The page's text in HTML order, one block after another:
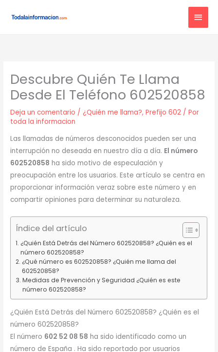
Descubre Quién Te Llama
Desde El Teléfono 602520858
Deja un comentario /¿Quién me llama?,Prefijo 602 / Por
toda la informacion
Las llamadas de números desconocidos pueden ser una
interrupción no deseada en nuestro día a día. El número
602520858 ha sido motivo de especulación y
preocupación entre los usuarios. Este artículo se centra en
proporcionar información veraz sobre este número y en
compartir opiniones para determinar su naturaleza.
Índice del artículo
¿Quién Está Detrás del Número 602520858? ¿Quién es el
número 602520858?
¿Qué número es 602520858? ¿Quién me llama del
602520858?
Medidas de Prevención y Seguridad ¿Quién es este
número 602520858?
¿Quién Está Detrás del Número 602520858? ¿Quién es el
número 602520858?
El número 602 52 08 58 ha sido identificado como un
número de España . Ha sido reportado por usuarios